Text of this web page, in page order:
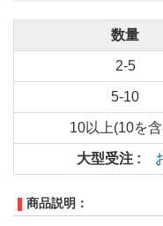
数量
2-5
5-10
10以上(10を
大型受注 :
商品説明：